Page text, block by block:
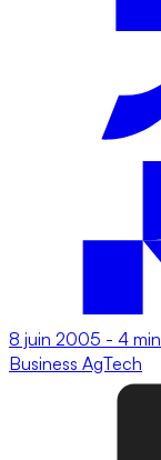
8 juin 2005 - 4 min
Business AgTech